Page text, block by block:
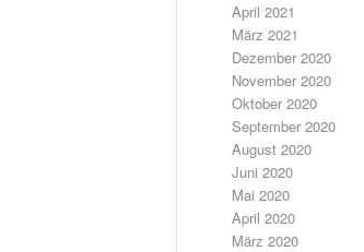
April 2021
März 2021
Dezember 2020
November 2020
Oktober 2020
September 2020
August 2020
Juni 2020
Mai 2020
April 2020
März 2020